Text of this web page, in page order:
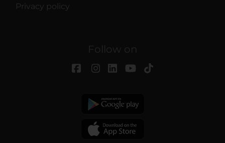
Privacy policy
Follow on